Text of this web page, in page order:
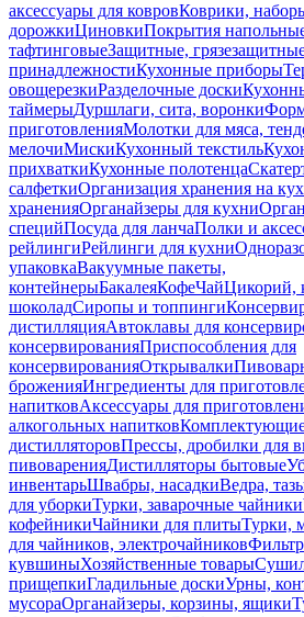
аксессуары для ковровКоврики,
дорожкиЦиновкиПокрытия
тафтинговыеЗащитные,
принадлежностиКухонные приборы
овощерезкиРазделочные доски
таймерыДуршлаги, сита, воронки
приготовленияМолотки для мяса,
мелочиМискиКухонный текстиль
прихваткиКухонные полотенца
салфеткиОрганизация хранения на
храненияОрганайзеры для кухни
специйПосуда для ланчаПолки и
рейлингиРейлинги для кухни
упаковкаВакуумные пакеты,
контейнерыБакалеяКофеЧайЦикорий,
шоколадСиропы и топпинги
дистилляцияАвтоклавы для
консервированияПриспособления для
консервированияОткрывалки
броженияИнгредиенты для
напитковАксессуары для
алкогольных напитков
дистилляторовПрессы, дробилки для
пивоваренияДистилляторы бытовые
инвентарьШвабры, насадкиВедра,
для уборкиТурки, заварочные чайники
кофейникиЧайники для плитыТурки,
для чайников, электрочайников
кувшиныХозяйственные товары
прищепкиГладильные доскиУрны,
мусораОрганайзеры, корзины, ящики